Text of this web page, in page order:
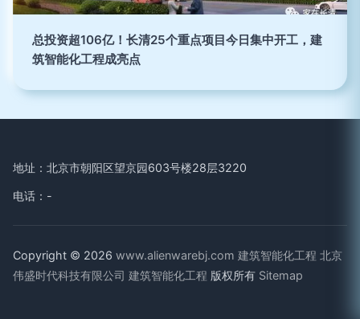
总投资超106亿！长清25个重点项目今日集中开工，建
筑智能化工程成亮点
地址：北京市朝阳区望京园603号楼28层3220
电话：-
Copyright © 2026 www.alienwarebj.com 建筑智能化工程 北京
伟盛时代科技有限公司 建筑智能化工程 版权所有 Sitemap